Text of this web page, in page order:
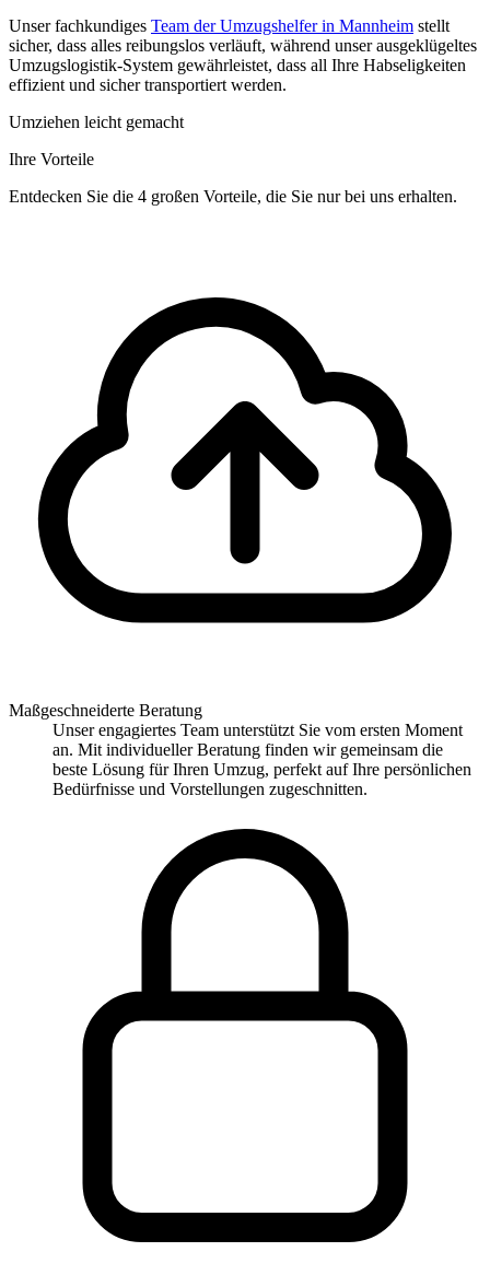
Unser fachkundiges Team der Umzugshelfer in Mannheim stellt
sicher, dass alles reibungslos verläuft, während unser ausgeklügeltes
Umzugslogistik-System gewährleistet, dass all Ihre Habseligkeiten
effizient und sicher transportiert werden.
Umziehen leicht gemacht
Ihre Vorteile
Entdecken Sie die 4 großen Vorteile, die Sie nur bei uns erhalten.
Maßgeschneiderte Beratung
Unser engagiertes Team unterstützt Sie vom ersten Moment
an. Mit individueller Beratung finden wir gemeinsam die
beste Lösung für Ihren Umzug, perfekt auf Ihre persönlichen
Bedürfnisse und Vorstellungen zugeschnitten.